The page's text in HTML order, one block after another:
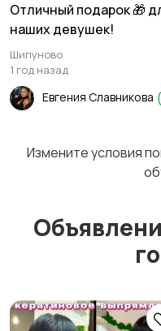
Отличный подарок 🎁
наших девушек!
Шипуново
1 год назад
Евгения Славникова
Измените условия